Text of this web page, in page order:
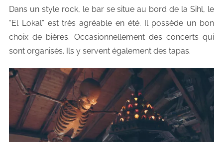
Dans un style rock, le bar se situe au bord de la Sihl, le
“El Lokal” est très agréable en été. Il possède un bon
choix de bières. Occasionnellement des concerts qui
sont organisés. Ils y servent également des tapas.